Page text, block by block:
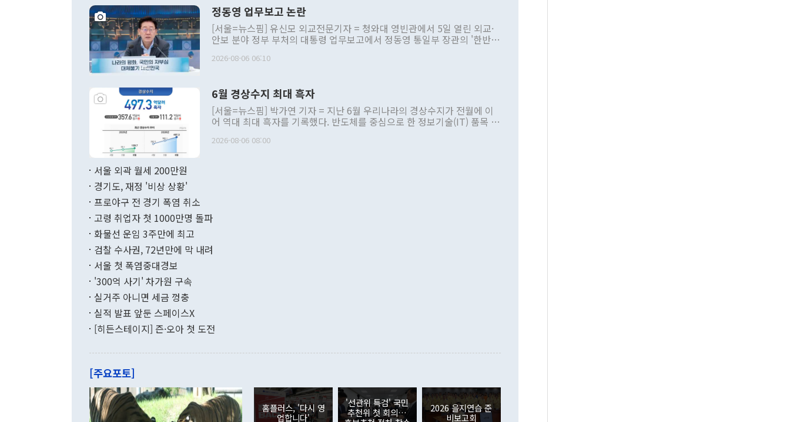
정동영 업무보고 논란
[서울=뉴스핌] 유신모 외교전문기자 = 청와대 영빈관에서 5일 열린 외교·
안보 분야 정부 부처의 대통령 업무보고에서 정동영 통일부 장관의 '한반도
발언 중에는 정부 내 조율을 거치지 않은 사안을 정책으로 추진하겠다고 공
주의적 희망에 근거한 비현실적 구상'이라는 비판을 내놨다. 그동안 정 장
관의 대북 정책 관련 발언이 물의를 빚은 적은 여러 번 있지만 대통령과 유
관 부처 장관이 공개적으로 부정적 입장을 표명한 것은 이례적이다. 정 장
관의 무리한 대북 접근법과 월권을 제어해야 한다는 목소리도 높아지고 있
다. [정동영 통일부 장관이 지난달 23일 오후 서울 종로구 정부서울청사에
무너졌다고도 했다. 또 "현 시점에서 흘러간 선(先)비핵화만 되뇌는 것은
함께 4자 대화의 동력을 확보하기 위해 최선을 다할 것"이라고 말했다. 하
"우리의 선의대로 하는 게 과연 한반도의 평화와 안정에 플러스냐, 결론적
관은 업무보고 사후 브리핑에서 정 장관이 언급한 '4자 회담'에 대해 "이상
이 9월 러시아 블라디보스토크에서 열리는 '동방경제포럼(EEF)'을 언급하
며 "정부 차원에서 (참석을) 검토하고 있다"고 발언한 데 대해서도 조 장관
은 "그것은 외교부의 몫"이라며 "아직 거기까지 진도가 나가지 않았다"고
잘랐다. 정 장관이 이날 소개한 대북 구상과 설명은 정부 내 조율을 거치지
2026-08-06 06:10
6월 경상수지 최대 흑자
[서울=뉴스핌] 박가연 기자 = 지난 6월 우리나라의 경상수지가 전월에 이
어 역대 최대 흑자를 기록했다. 반도체를 중심으로 한 정보기술(IT) 품목 수
료=한국은행] 한국은행이 6일 발표한 '2026년 6월 국제수지(잠정)'에 따르
며 월간 기준 처음으로 1000억달러를 넘어섰다. 상품수입은 644억8000만
196.9% 급증했고 컴퓨터·주변기기(SSD)는 282.7% 증가했다. IT 품목
수출은 160.4% 늘었으며 비IT 품목도 ▲석유제품(47.5%) ▲화공품
기록했지만 지식재산권사용료수지는 전월 흑자에서 4억4000만달러 적자
로 전환됐다. 본원소득수지는 배당소득을 중심으로 32억7000만달러 흑자
는 배당수입이 늘어난 데다 전월 분기배당에 따른 기저효과로 배당지급이
였던 올해 3월(369억9000만달러)을 넘어선 것이다. 직접투자에서는 내국
인의 해외투자가 80억1000만달러, 외국인의 국내투자가 46억3000만달러
각각 증가했다. 증권투자에서는 외국인의 국내 주식 매도세가 이어졌다. 외
2026-08-06 08:00
서울 외곽 월세 200만원
경기도, 재정 '비상 상황'
프로야구 전 경기 폭염 취소
고령 취업자 첫 1000만명 돌파
화물선 운임 3주만에 최고
검찰 수사권, 72년만에 막 내려
서울 첫 폭염중대경보
'300억 사기' 차가원 구속
실거주 아니면 세금 껑충
실적 발표 앞둔 스페이스X
[히든스테이지] 즌·오아 첫 도전
[주요포토]
홈플러스, '다시 영
업합니다'
'선관위 특검' 국민
추천위 첫 회의…
2026 을지연습 준
비보고회